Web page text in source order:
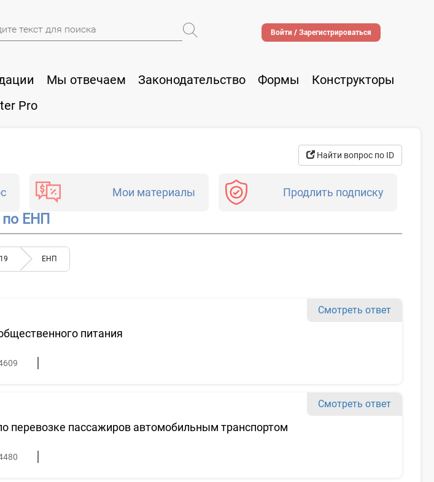
Войти / Зарегистрироваться
Мы отвечаем Законодательство Формы
Конструкторы
Pro
Найти вопрос по ID
Мои материалы Продлить подписку
по ЕНП
ЕНП
питания
Смотреть ответ
перевозке пассажиров автомобильным транспортом
Смотреть ответ